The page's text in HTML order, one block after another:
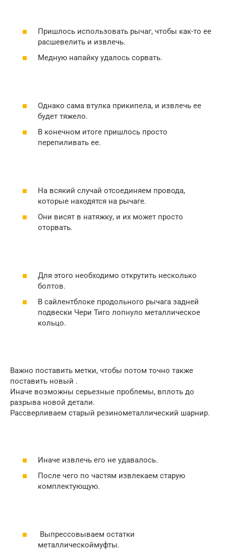
Пришлось использовать рычаг, чтобы как-то ее
расшевелить и извлечь.
Медную напайку удалось сорвать.
Однако сама втулка прикипела, и извлечь ее
будет тяжело.
В конечном итоге пришлось просто
перепиливать ее.
На всякий случай отсоединяем провода,
которые находятся на рычаге.
Они висят в натяжку, и их может просто
оторвать.
Для этого необходимо открутить несколько
болтов.
В сайлентблоке продольного рычага задней
подвески Чери Тиго лопнуло металлическое
кольцо.
Важно поставить метки, чтобы потом точно также
поставить новый .
Иначе возможны серьезные проблемы, вплоть до
разрыва новой детали.
Рассверливаем старый резинометаллический шарнир.
Иначе извлечь его не удавалось.
После чего по частям извлекаем старую
комплектующую.
Выпрессовываем остатки
металлическоймуфты.